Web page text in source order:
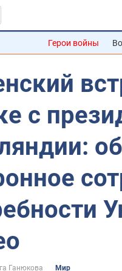
Герои войны
с
Ганюкова
Мир